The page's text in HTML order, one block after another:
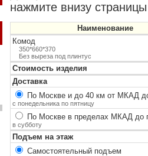
нажмите внизу
Наименование
Комод
350*660*370
Без выреза под плинтус
Стоимость изделия
Доставка
По Москве и до 40 км от МКАД
с понедельника по пятницу
По Москве в пределах МКАД до
в субботу
Подъем на этаж
Самостоятельный подъем